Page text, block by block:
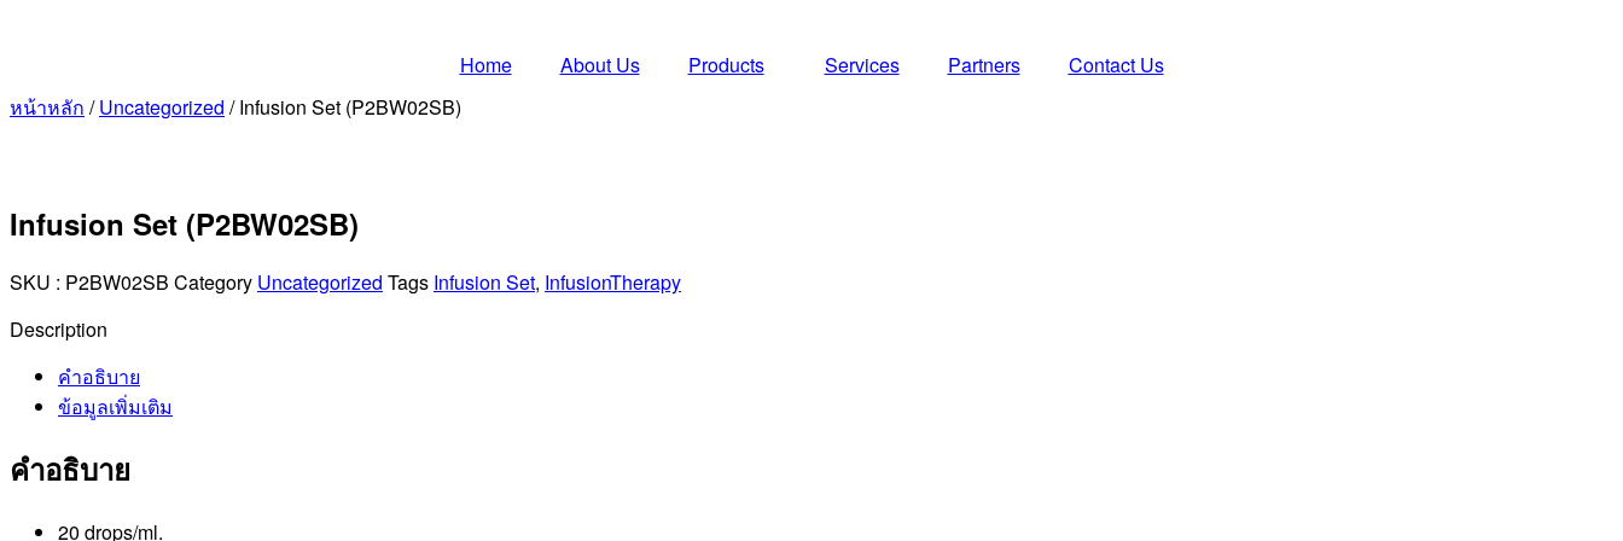
Home About Us Products Services Partners
Contact Us
หน้าหลัก /Uncategorized / Infusion Set (P2BW02SB)
Infusion Set (P2BW02SB)
SKU : P2BW02SB Category Uncategorized Tags Infusion Set, InfusionTherapy
Description
คำอธิบาย
ข้อมูลเพิ่มเติม
คำอธิบาย
20 drops/ml.